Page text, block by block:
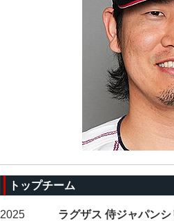
トップチーム
2025
ラグザス 侍ジャパン